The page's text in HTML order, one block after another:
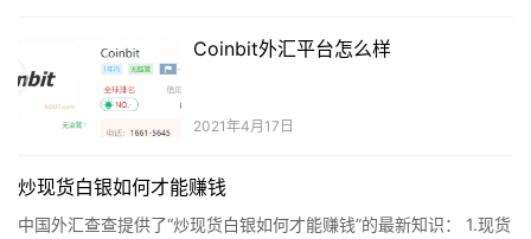
Coinbit外汇平台怎么样
2021年4月17日
炒现货白银如何才能赚钱
中国外汇查查提供了“炒现货白银如何才能赚钱”的最新知识： 1.现货